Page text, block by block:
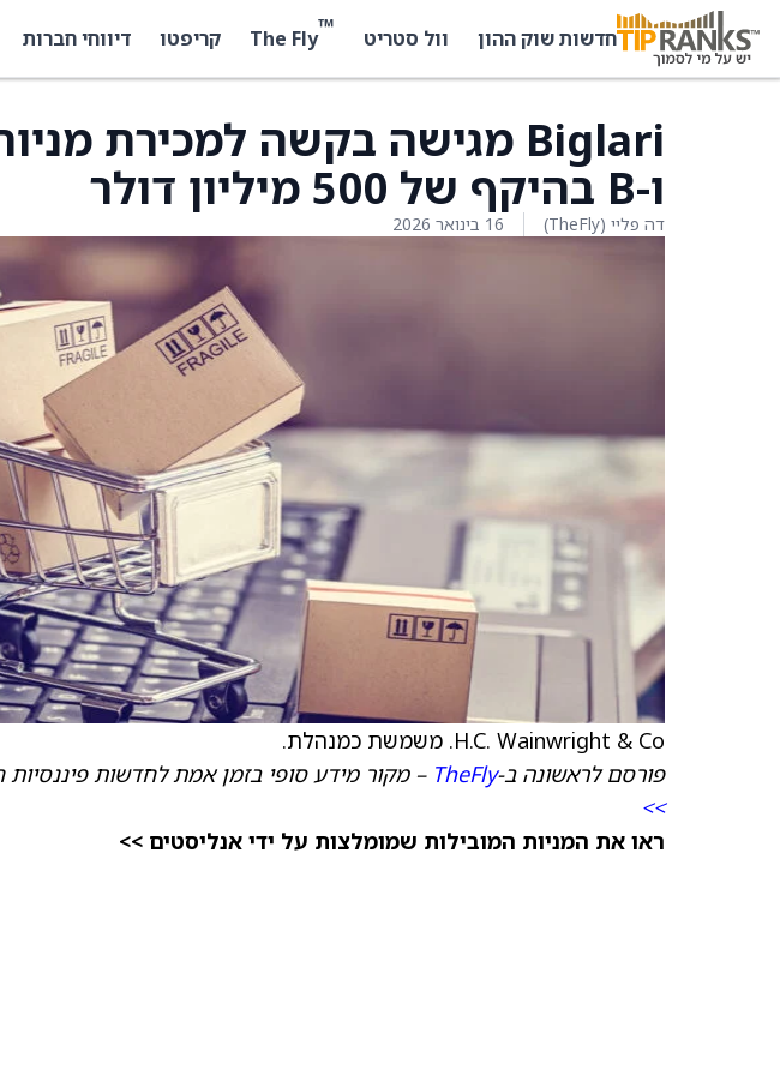
חדשות שוק ההון וול סטריט ™
The Fly קריפטו דיווחי חברות
ו-B בהיקף של 500 מיליון דולר
דה פליי (TheFly) 16 בינואר 2026
H.C. Wainwright & Co. משמשת כמנהלת.
פורסם לראשונה ב-TheFly – מקור מידע סופי בזמן אמת לחדשות
>>
ראו את המניות המובילות שמומלצות על ידי אנליסטים >>